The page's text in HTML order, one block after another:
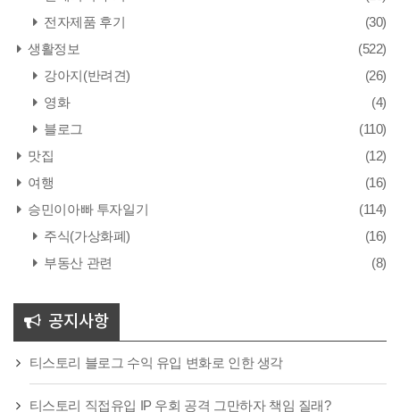
전자제품 후기
(30)
생활정보
(522)
강아지(반려견)
(26)
영화
(4)
블로그
(110)
맛집
(12)
여행
(16)
승민이아빠 투자일기
(114)
주식(가상화폐)
(16)
부동산 관련
(8)
공지사항
티스토리 블로그 수익 유입 변화로 인한 생각
티스토리 직접유입 IP 우회 공격 그만하자 책임 질래?